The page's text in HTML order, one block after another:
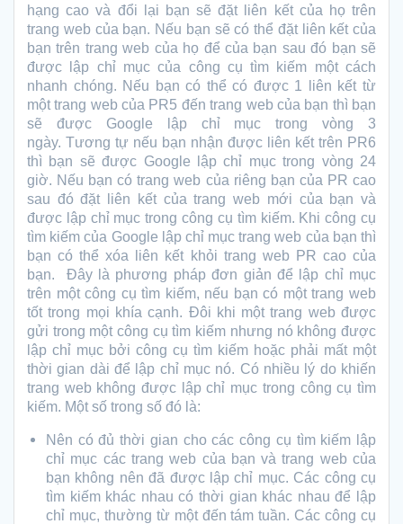
hạng cao và đổi lại bạn sẽ đặt liên kết của họ trên
trang web của bạn. Nếu bạn sẽ có thể đặt liên kết của
bạn trên trang web của họ để của bạn sau đó bạn sẽ
được lập chỉ mục của công cụ tìm kiếm một cách
nhanh chóng. Nếu bạn có thể có được 1 liên kết từ
một trang web của PR5 đến trang web của bạn thì bạn
sẽ được Google lập chỉ mục trong vòng 3
ngày. Tương tự nếu bạn nhận được liên kết trên PR6
thì bạn sẽ được Google lập chỉ mục trong vòng 24
giờ. Nếu bạn có trang web của riêng bạn của PR cao
sau đó đặt liên kết của trang web mới của bạn và
được lập chỉ mục trong công cụ tìm kiếm. Khi công cụ
tìm kiếm của Google lập chỉ mục trang web của bạn thì
bạn có thể xóa liên kết khỏi trang web PR cao của
bạn.
Đây là phương pháp đơn giản để lập chỉ mục
trên một công cụ tìm kiếm, nếu bạn có một trang web
tốt trong mọi khía cạnh. Đôi khi một trang web được
gửi trong một công cụ tìm kiếm nhưng nó không được
lập chỉ mục bởi công cụ tìm kiếm hoặc phải mất một
thời gian dài để lập chỉ mục nó. Có nhiều lý do khiến
trang web không được lập chỉ mục trong công cụ tìm
kiếm. Một số trong số đó là:
Nên có đủ thời gian cho các công cụ tìm kiếm lập
chỉ mục các trang web của bạn và trang web của
bạn không nên đã được lập chỉ mục. Các công cụ
tìm kiếm khác nhau có thời gian khác nhau để lập
chỉ mục, thường từ một đến tám tuần. Các công cụ